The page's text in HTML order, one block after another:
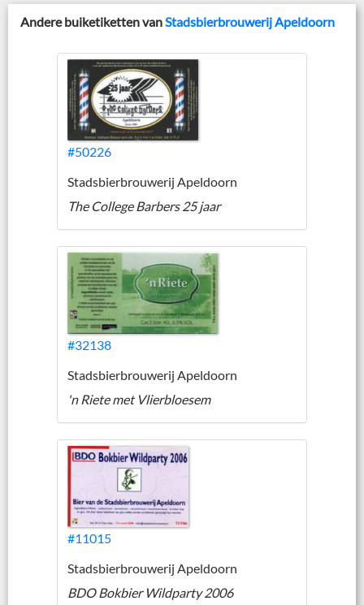
Andere buiketiketten vanStadsbierbrouwerij Apeldoorn
#50226
Stadsbierbrouwerij Apeldoorn
The College Barbers 25 jaar
#32138
Stadsbierbrouwerij Apeldoorn
'n Riete met Vlierbloesem
#11015
Stadsbierbrouwerij Apeldoorn
BDO Bokbier Wildparty 2006